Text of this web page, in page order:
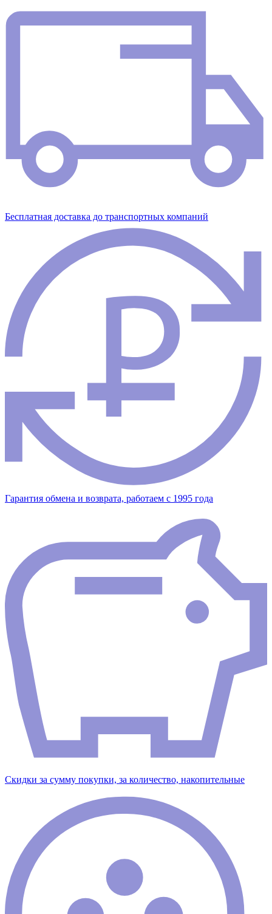
Бесплатная доставка до транспортных компаний
Гарантия обмена и возврата, работаем с 1995 года
Скидки за сумму покупки, за количество, накопительные